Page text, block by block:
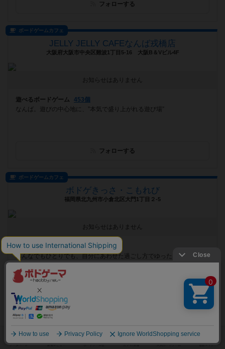
フォローする
ボードゲームカフェ
JELLY JELLY CAFEなんば戎橋店
大阪府大阪市中央区難波1丁目5-16 大阪B＆Vビル4F
お知らせはありません
遊べるボードゲーム
453個
なんば。遊びの中心地に、”本気で盛り上がれる遊び場”
フォローする
ボードゲームカフェ
ボドゲきっさ・こもれび
福岡県北九州市小倉北区大門1丁目２-5
お知らせはありません
遊べるボードゲーム 160個
みんなでもひとりでも、自分にあわせた過ごし方でゆったり遊べるプレ
イスペース
JELLY JELLY CAFE新橋店
東京都港区新橋3-2-2 Ravina新橋6階